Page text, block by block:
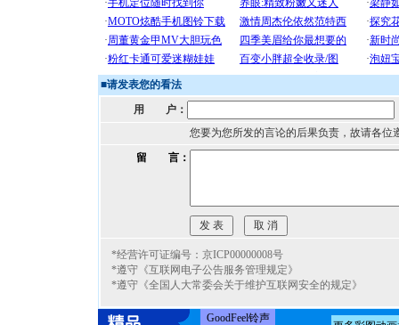
■请发表您的看法
用 户：
您要为您所发的言论的后果负责，故请各位
留 言：
*经营许可证编号：京ICP00000008号
*遵守《互联网电子公告服务管理规定》
*遵守《全国人大常委会关于维护互联网安全的规定》